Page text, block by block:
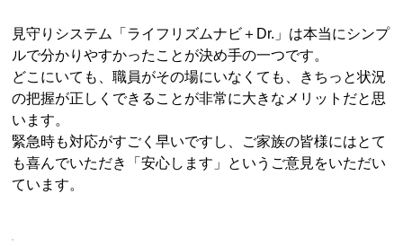
見守りシステム「ライフリズムナビ＋Dr.」は本当にシンプ
ルで分かりやすかったことが決め手の一つです。
どこにいても、職員がその場にいなくても、きちっと状況
の把握が正しくできることが非常に大きなメリットだと思
います。
緊急時も対応がすごく早いですし、ご家族の皆様にはとて
も喜んでいただき「安心します」というご意見をいただい
ています。